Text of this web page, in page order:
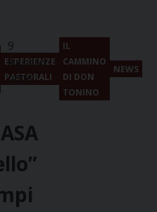
ESPERIENZE
PASTORALI
IL
CAMMINO
DI DON
TONINO
NEWS
9
Agosto
2026